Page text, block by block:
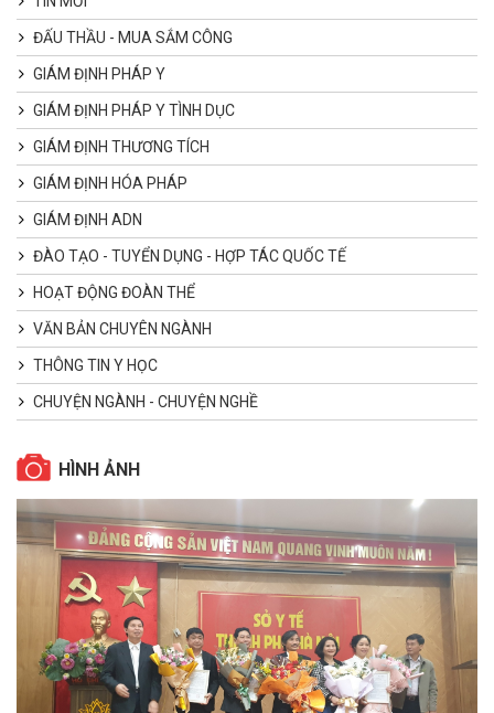
ĐẤU THẦU - MUA SẮM CÔNG
GIÁM ĐỊNH PHÁP Y
GIÁM ĐỊNH PHÁP Y TÌNH DỤC
GIÁM ĐỊNH THƯƠNG TÍCH
GIÁM ĐỊNH HÓA PHÁP
GIÁM ĐỊNH ADN
ĐÀO TẠO - TUYỂN DỤNG - HỢP TÁC QUỐC TẾ
HOẠT ĐỘNG ĐOÀN THỂ
VĂN BẢN CHUYÊN NGÀNH
THÔNG TIN Y HỌC
CHUYỆN NGÀNH - CHUYỆN NGHỀ
HÌNH ẢNH